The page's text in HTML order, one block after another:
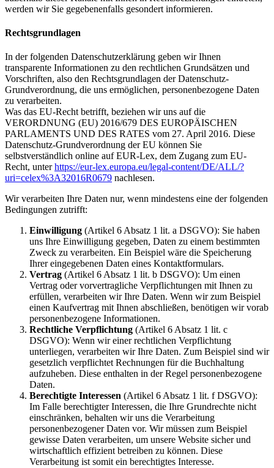
werden wir Sie gegebenenfalls gesondert informieren.
Rechtsgrundlagen
In der folgenden Datenschutzerklärung geben wir Ihnen
transparente Informationen zu den rechtlichen Grundsätzen und
Vorschriften, also den Rechtsgrundlagen der Datenschutz-
Grundverordnung, die uns ermöglichen, personenbezogene Daten
zu verarbeiten.
Was das EU-Recht betrifft, beziehen wir uns auf die
VERORDNUNG (EU) 2016/679 DES EUROPÄISCHEN
PARLAMENTS UND DES RATES vom 27. April 2016. Diese
Datenschutz-Grundverordnung der EU können Sie
selbstverständlich online auf EUR-Lex, dem Zugang zum EU-
Recht, unterhttps://eur-lex.europa.eu/legal-content/DE/ALL/?
uri=celex%3A32016R0679 nachlesen.
Wir verarbeiten Ihre Daten nur, wenn mindestens eine der folgenden
Bedingungen zutrifft:
Einwilligung (Artikel 6 Absatz 1 lit. a DSGVO): Sie haben
uns Ihre Einwilligung gegeben, Daten zu einem bestimmten
Zweck zu verarbeiten. Ein Beispiel wäre die Speicherung
Ihrer eingegebenen Daten eines Kontaktformulars.
Vertrag (Artikel 6 Absatz 1 lit. b DSGVO): Um einen
Vertrag oder vorvertragliche Verpflichtungen mit Ihnen zu
erfüllen, verarbeiten wir Ihre Daten. Wenn wir zum Beispiel
einen Kaufvertrag mit Ihnen abschließen, benötigen wir vorab
personenbezogene Informationen.
Rechtliche Verpflichtung (Artikel 6 Absatz 1 lit. c
DSGVO): Wenn wir einer rechtlichen Verpflichtung
unterliegen, verarbeiten wir Ihre Daten. Zum Beispiel sind wir
gesetzlich verpflichtet Rechnungen für die Buchhaltung
aufzuheben. Diese enthalten in der Regel personenbezogene
Daten.
Berechtigte Interessen (Artikel 6 Absatz 1 lit. f DSGVO):
Im Falle berechtigter Interessen, die Ihre Grundrechte nicht
einschränken, behalten wir uns die Verarbeitung
personenbezogener Daten vor. Wir müssen zum Beispiel
gewisse Daten verarbeiten, um unsere Website sicher und
wirtschaftlich effizient betreiben zu können. Diese
Verarbeitung ist somit ein berechtigtes Interesse.